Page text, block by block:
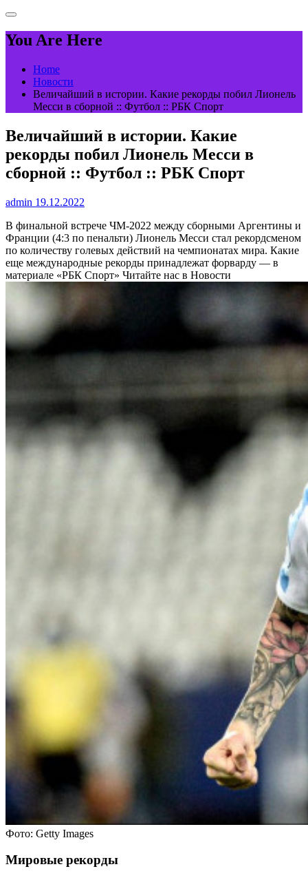
You Are Here
Home
Новости
Величайший в истории. Какие рекорды побил Лионель
Месси в сборной :: Футбол :: РБК Спорт
Величайший в истории. Какие
рекорды побил Лионель Месси в
сборной :: Футбол :: РБК Спорт
admin 19.12.2022
В финальной встрече ЧМ-2022 между сборными Аргентины и
Франции (4:3 по пенальти) Лионель Месси стал рекордсменом
по количеству голевых действий на чемпионатах мира. Какие
еще международные рекорды принадлежат форварду — в
материале «РБК Спорт» Читайте нас в Новости
Фото: Getty Images
Мировые рекорды